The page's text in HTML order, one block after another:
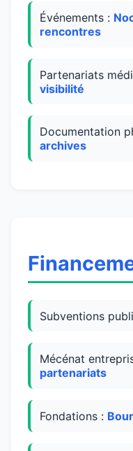
Événements :
rencontres
Partenariats
visibilité
Documentation
archives
Subventions
Mécénat
partenariats
Fondations :